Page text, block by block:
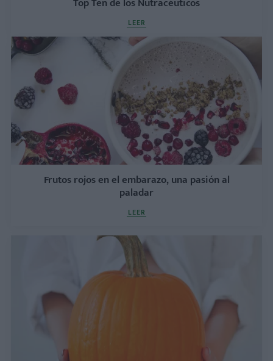
LEER
Frutos rojos en el embarazo, una pasión al
paladar
LEER